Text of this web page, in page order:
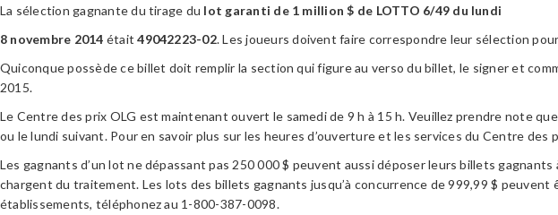
La sélection gagnante du tirage du lot garanti de 1 million $ de LOTTO 6/49 du lundi
8 novembre 2014 était49042223-02. Les joueurs doivent faire correspondre leur sélection
Quiconque possède ce billet doit remplir la section qui figure au verso du billet, le signer et
2015.
Le Centre des prix OLG est maintenant ouvert le samedi de 9 h à 15 h. Veuillez prendre note
ou le lundi suivant. Pour en savoir plus sur les heures d’ouverture et les services du Centre des
Les gagnants d’un lot ne dépassant pas 250 000 $ peuvent aussi déposer leurs billets
chargent du traitement. Les lots des billets gagnants jusqu’à concurrence de 999,99 $
établissements, téléphonez au 1-800-387-0098.